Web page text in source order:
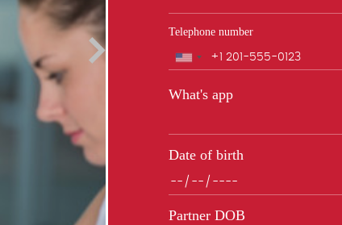
Telephone number
Phone
What's app
Date of birth
Partner DOB